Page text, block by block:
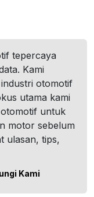
tepercaya
Kami
otomotif
utama kami
untuk
motor sebelum
ulasan, tips,
Kami